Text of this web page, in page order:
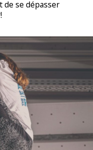
de se dépasser